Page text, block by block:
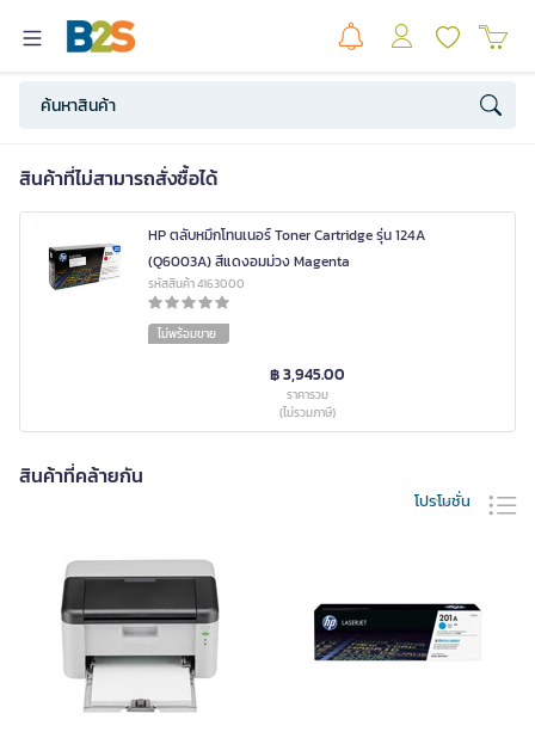
สินค้าที่ไม่สามารถสั่งซื้อได้
HP ตลับหมึกโทนเนอร์ Toner Cartridge รุ่น 124A
(Q6003A) สีแดงอมม่วง Magenta
รหัสสินค้า 4163000
ไม่พร้อมขาย
฿ 3,945.00
ราคารวม
(ไม่รวมภาษี)
สินค้าที่คล้ายกัน
โปรโมชั่น